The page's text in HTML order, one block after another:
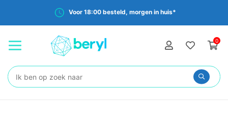
Voor 18:00 besteld, morgen in huis*
0
Zoeken: